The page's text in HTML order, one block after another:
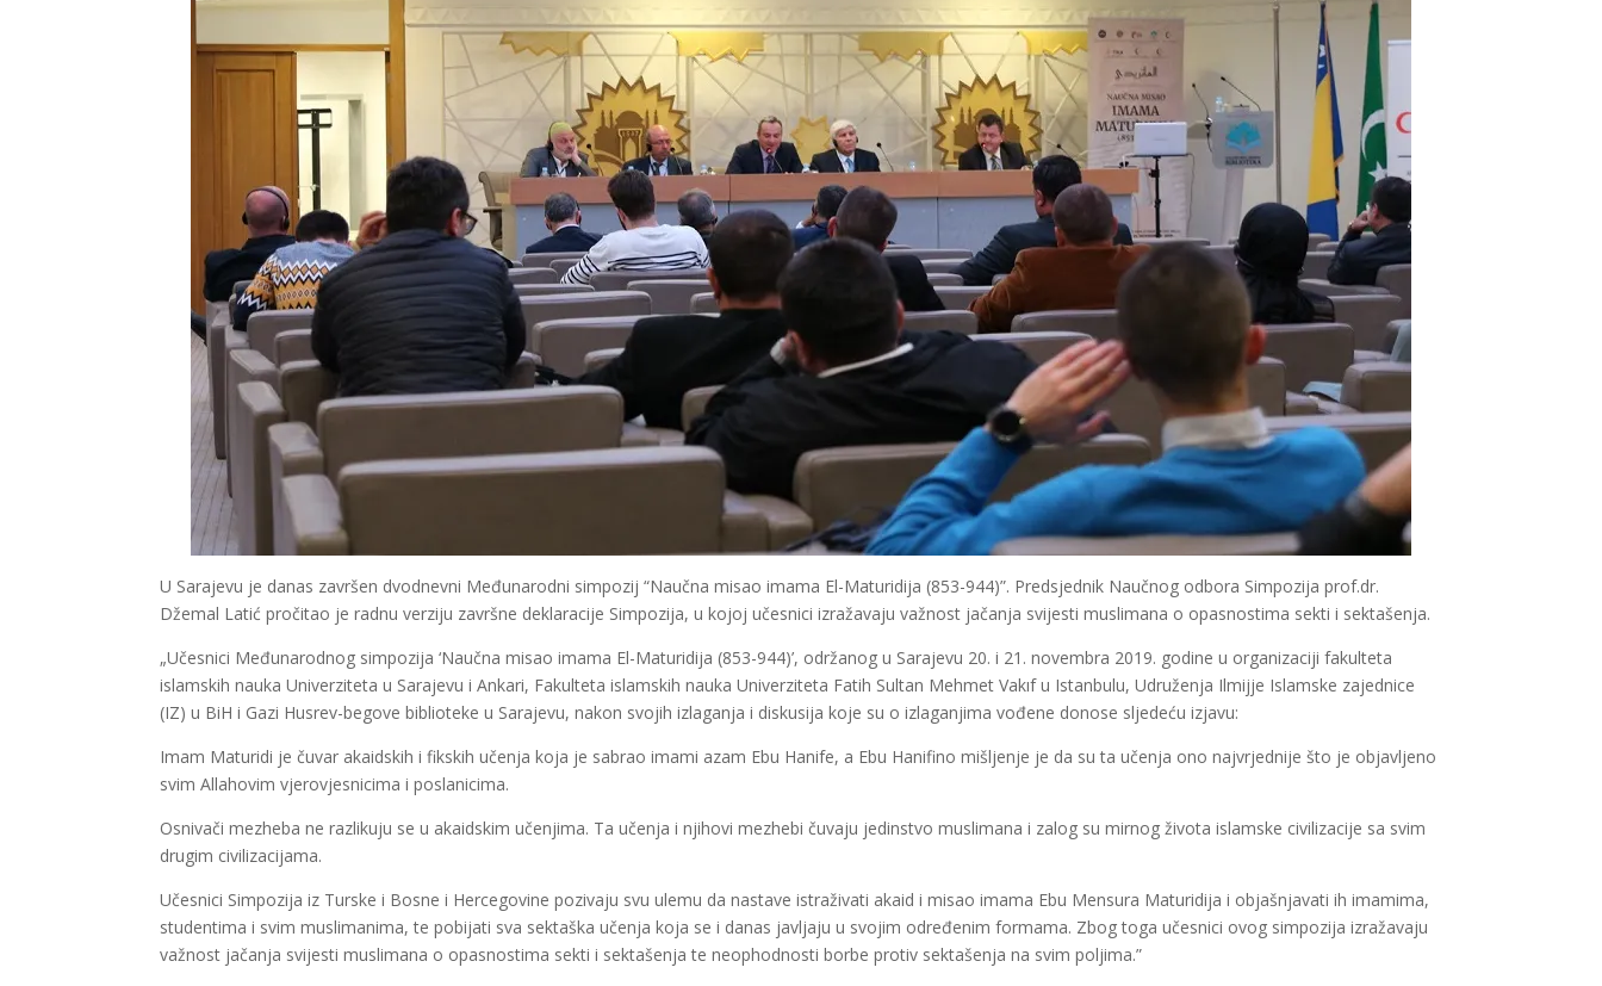
U Sarajevu je danas završen dvodnevni Međunarodni simpozij “Naučna misao imama El-Maturidija (853-944)”. Predsjednik Naučnog odbora Simpozija prof.dr.
Džemal Latić pročitao je radnu verziju završne deklaracije Simpozija, u kojoj učesnici izražavaju važnost jačanja svijesti muslimana o opasnostima sekti i sektašenja.
„Učesnici Međunarodnog simpozija ‘Naučna misao imama El-Maturidija (853-944)’, održanog u Sarajevu 20. i 21. novembra 2019. godine u organizaciji fakulteta
islamskih nauka Univerziteta u Sarajevu i Ankari, Fakulteta islamskih nauka Univerziteta Fatih Sultan Mehmet Vakıf u Istanbulu, Udruženja Ilmijje Islamske zajednice
(IZ) u BiH i Gazi Husrev-begove biblioteke u Sarajevu, nakon svojih izlaganja i diskusija koje su o izlaganjima vođene donose sljedeću izjavu:
Imam Maturidi je čuvar akaidskih i fikskih učenja koja je sabrao imami azam Ebu Hanife, a Ebu Hanifino mišljenje je da su ta učenja ono najvrjednije što je objavljeno
svim Allahovim vjerovjesnicima i poslanicima.
Osnivači mezheba ne razlikuju se u akaidskim učenjima. Ta učenja i njihovi mezhebi čuvaju jedinstvo muslimana i zalog su mirnog života islamske civilizacije sa svim
drugim civilizacijama.
Učesnici Simpozija iz Turske i Bosne i Hercegovine pozivaju svu ulemu da nastave istraživati akaid i misao imama Ebu Mensura Maturidija i objašnjavati ih imamima,
studentima i svim muslimanima, te pobijati sva sektaška učenja koja se i danas javljaju u svojim određenim formama. Zbog toga učesnici ovog simpozija izražavaju
važnost jačanja svijesti muslimana o opasnostima sekti i sektašenja te neophodnosti borbe protiv sektašenja na svim poljima.”